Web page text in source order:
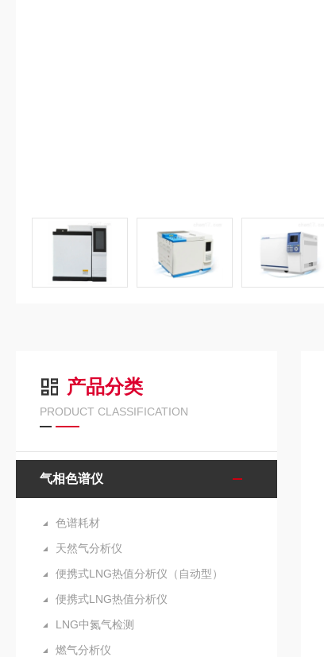
产品分类
PRODUCT CLASSIFICATION
气相色谱仪
色谱耗材
天然气分析仪
便携式LNG热值分析仪（自动型）
便携式LNG热值分析仪
LNG中氮气检测
燃气分析仪